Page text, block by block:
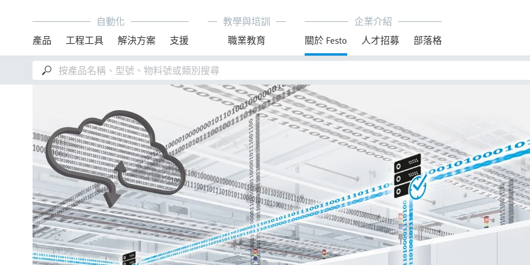
自動化
產品
工程工具 解決方案 支援
教學與培訓
職業教育
企業介紹
關於 Festo
人才招募 部落格